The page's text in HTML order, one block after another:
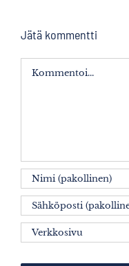
Jätä kommentti
Kommentti